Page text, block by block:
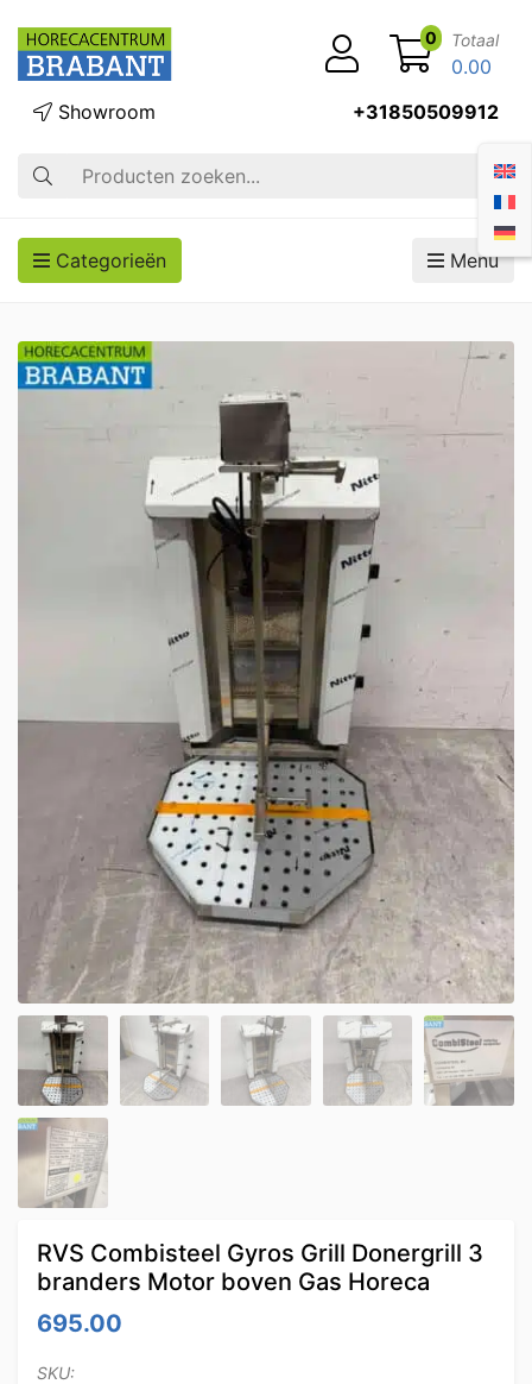
Zoek op
Showroom +31850509912
0 Totaal
0.00
Categorieën Menu
RVS Combisteel Gyros Grill Donergrill 3
branders Motor boven Gas Horeca
695.00
SKU: